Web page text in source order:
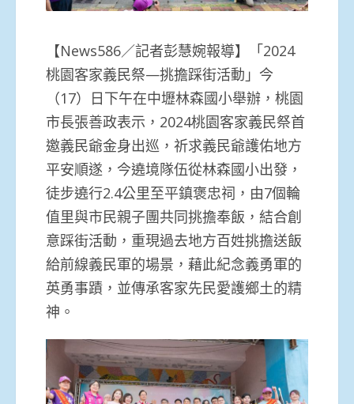
【News586／記者彭慧婉報導】「2024
桃園客家義民祭—挑擔踩街活動」今
（17）日下午在中壢林森國小舉辦，桃園
市長張善政表示，2024桃園客家義民祭首
邀義民爺金身出巡，祈求義民爺護佑地方
平安順遂，今遶境隊伍從林森國小出發，
徒步遶行2.4公里至平鎮褒忠祠，由7個輪
值里與市民親子團共同挑擔奉飯，結合創
意踩街活動，重現過去地方百姓挑擔送飯
給前線義民軍的場景，藉此紀念義勇軍的
英勇事蹟，並傳承客家先民愛護鄉土的精
神。